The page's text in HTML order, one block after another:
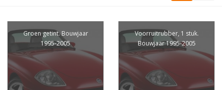
Groen getint. Bouwjaar
1995-2005
Voorruitrubber, 1 stuk.
Bouwjaar 1995-2005